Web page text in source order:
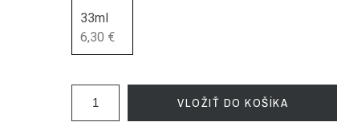
33ml
6,30 €
VLOŽIŤ DO KOŠÍKA